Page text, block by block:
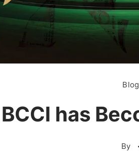
BCCI has
By